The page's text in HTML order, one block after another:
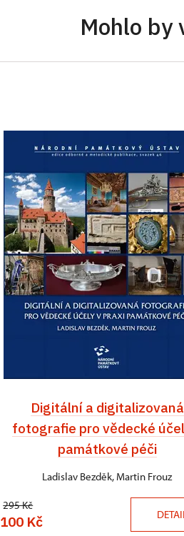
Mohlo by
Digitální a digitalizovaná
fotografie pro vědecké
památkové péči
Ladislav Bezděk, Martin Frouz
295 Kč
100 Kč DETAIL